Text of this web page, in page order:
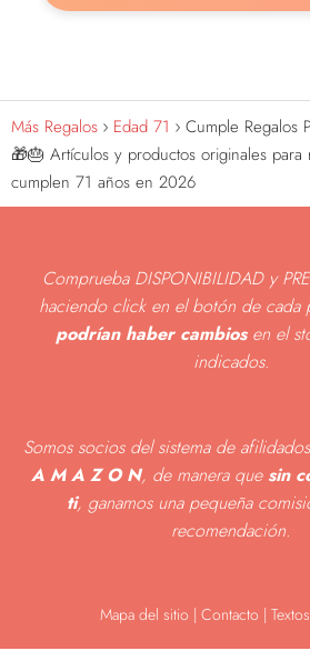
Más Regalos Edad 71
Cumple Regalos
🎁🎂 Artículos y productos originales
cumplen 71 años en 2026
Comprueba DISPONIBILIDAD y
haciendo click en el botón de cada
podrían haber cambiosen el
indicados.
Somos socios del sistema de
A M A Z O N, de manera que sin
ti, ganamos una pequeña
recomendación.
Mapa del sitio | Contacto |